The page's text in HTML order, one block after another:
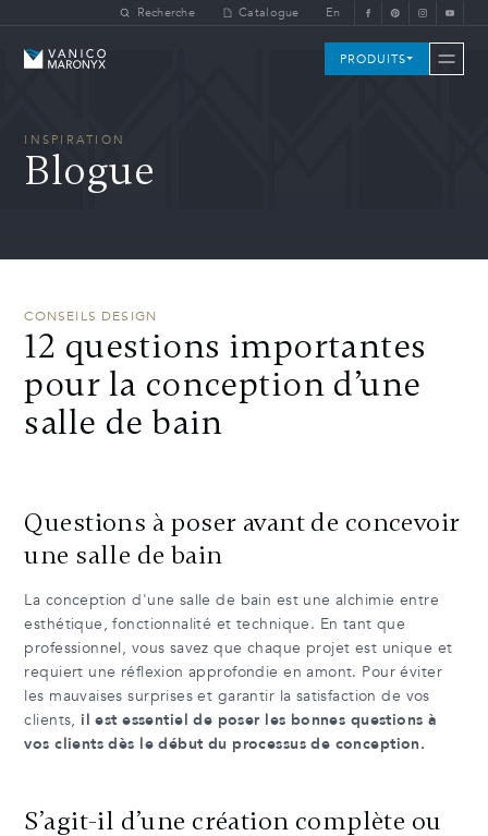
Skip to main contentRecherche Catalogue En
Vanico-Maronyx PRODUITS
INSPIRATION
Blogue
CONSEILS DESIGN
12 questions importantes
pour la conception d’une
salle de bain
Questions à poser avant de concevoir
une salle de bain
La conception d'une salle de bain est une alchimie entre
esthétique, fonctionnalité et technique. En tant que
professionnel, vous savez que chaque projet est unique et
requiert une réflexion approfondie en amont. Pour éviter
les mauvaises surprises et garantir la satisfaction de vos
clients, il est essentiel de poser les bonnes questions à
vos clients dès le début du processus de conception.
S’agit-il d’une création complète ou